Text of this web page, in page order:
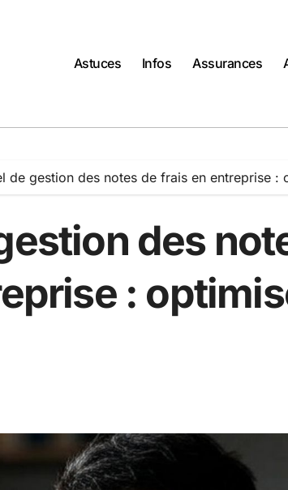
Astuces
Infos Assurances
de gestion des notes de frais en entreprise :
des
: